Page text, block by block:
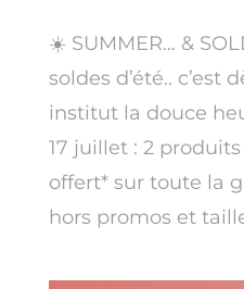
☀️ SUMMER… &
soldes d’été.. c’est
institut la douce
17 juillet : 2
offert* sur toute la
hors promos et